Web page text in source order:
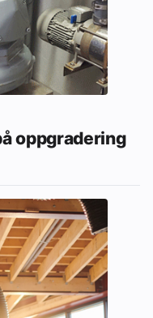
oppgradering